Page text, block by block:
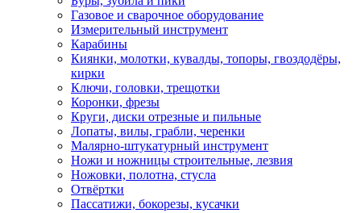
Газовое и сварочное оборудование
Измерительный инструмент
Карабины
Киянки, молотки, кувалды, топоры, гвоздодёры,
кирки
Ключи, головки, трещотки
Коронки, фрезы
Круги, диски отрезные и пильные
Лопаты, вилы, грабли, черенки
Малярно-штукатурный инструмент
Ножи и ножницы строительные, лезвия
Ножовки, полотна, стусла
Отвёртки
Пассатижи, бокорезы, кусачки